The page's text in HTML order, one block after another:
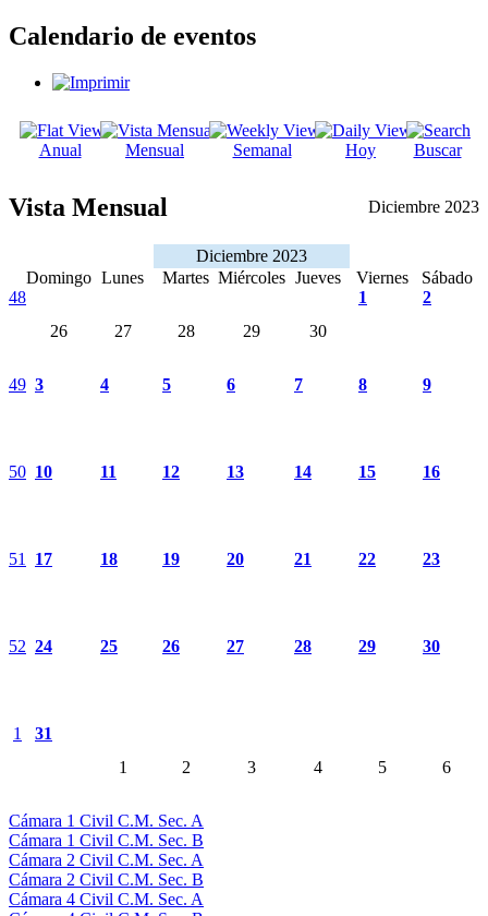
Calendario de eventos
Anual Mensual Semanal Hoy Buscar
Vista Mensual Diciembre 2023
Diciembre 2023
Domingo Lunes Martes Miércoles Jueves Viernes
Sábado
48
26
27 28 29 30
1 2
49 3 4 5 6 7 8 9
50 10 11 12 13 14 15 16
51 17 18 19 20 21 22 23
52 24 25 26 27 28 29 30
1
31
1
2 3 4 5 6
Cámara 1 Civil C.M. Sec. A
Cámara 1 Civil C.M. Sec. B
Cámara 2 Civil C.M. Sec. A
Cámara 2 Civil C.M. Sec. B
Cámara 4 Civil C.M. Sec. A